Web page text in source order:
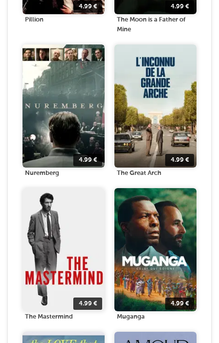
4.99€
Pillion
4.99 €
The Moon is a Father of
Mine
4.99€
Nuremberg
4.99 €
The Great Arch
4.99 €
The Mastermind
4.99 €
Muganga